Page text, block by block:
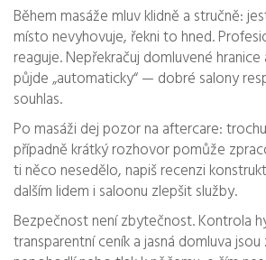
Během masáže mluv klidně a stručně:
místo nevyhovuje, řekni to hned.
reaguje. Nepřekračuj domluvené
půjde „automaticky“ — dobré salony
souhlas.
Po masáži dej pozor na aftercare:
případně krátký rozhovor pomůže
ti něco nesedělo, napiš recenzi
dalším lidem i saloonu zlepšit služby.
Bezpečnost není zbytečnost. Kontrola
transparentní ceník a jasná domluva